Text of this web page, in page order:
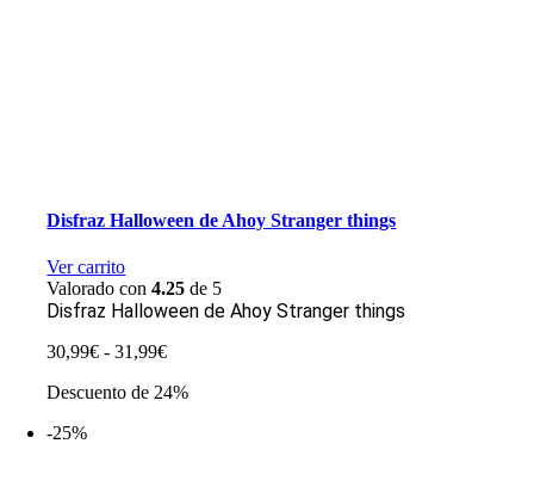
Disfraz Halloween de Ahoy Stranger things
Ver carrito
Valorado con4.25 de 5
Disfraz Halloween de Ahoy Stranger things
30,99€ - 31,99€Rango
precios:
Descuento de 24%
-25%